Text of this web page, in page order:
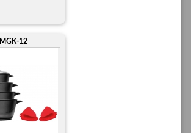
MGK-12